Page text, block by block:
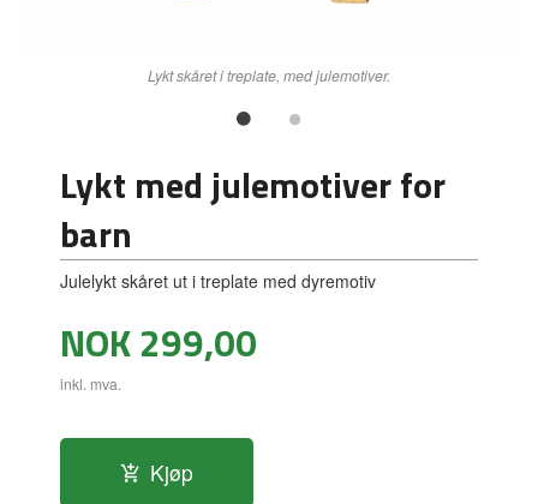
Lykt skåret i treplate, med julemotiver.
Lykt med julemotiver for
barn
Julelykt skåret ut i treplate med dyremotiv
Pris
NOK299,00
inkl. mva.
Kjøp